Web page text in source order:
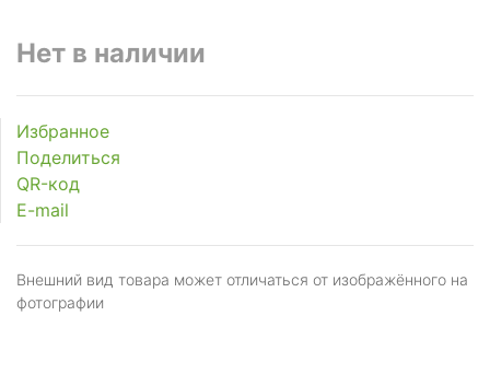
Нет в наличии
Избранное
Поделиться
QR-код
E-mail
Внешний вид товара может отличаться от изображённого на
фотографии